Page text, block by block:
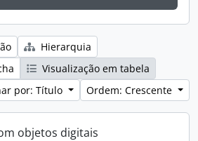
Hierarquia
Visualização em tabela
por: Título
Ordem: Crescente
objetos digitais